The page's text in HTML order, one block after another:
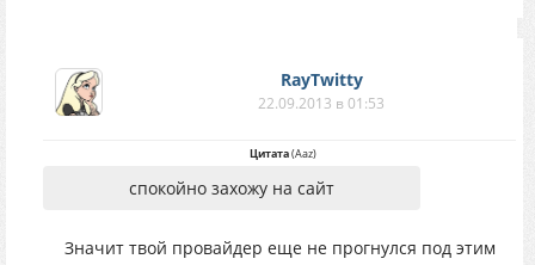
RayTwitty
22.09.2013 в 01:53
Цитата(Aaz)
спокойно захожу на сайт
Значит твой провайдер еще не прогнулся под этим